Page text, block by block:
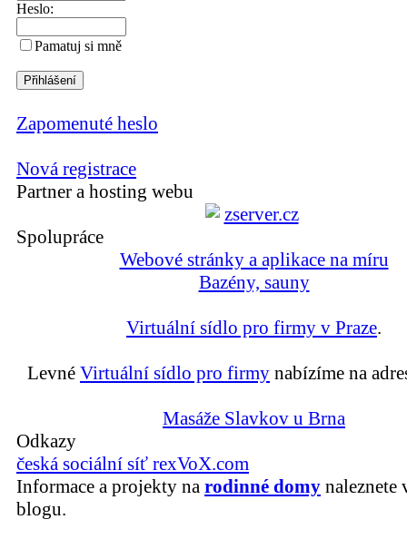
Heslo:
Pamatuj si mně
Zapomenuté heslo
Nová registrace
Partner a hosting webu
Spolupráce
Webové stránky a aplikace na míru
Bazény, sauny
Virtuální sídlo pro firmy v Praze.
Levné Virtuální sídlo pro firmy nabízíme na
Masáže Slavkov u Brna
Odkazy
česká sociální síť rexVoX.com
Informace a projekty na rodinné domy naleznete
blogu.